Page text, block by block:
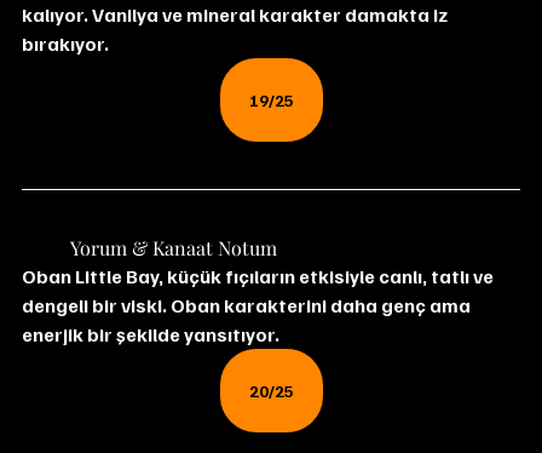
kalıyor. Vanilya ve mineral karakter damakta iz
bırakıyor.
19/25
	Yorum & Kanaat Notum
Oban Little Bay, küçük fıçıların etkisiyle canlı, tatlı ve
dengeli bir viski. Oban karakterini daha genç ama
enerjik bir şekilde yansıtıyor.
20/25